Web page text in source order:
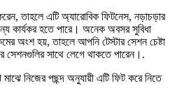
তাহলে এটি অ্যারোবিক ফিটনেস, নড়াচড়ার
কার্যকর হতে পারে। অনেক অবসর সুবিধা
অংশ হয়, তাহলে আপনি টেস্টার সেশন চেষ্টা
সেশনগুলির সাথে লেগে থাকতে পারেন।.
নিজের পছন্দ অনুযায়ী এটি ফিট করে নিতে